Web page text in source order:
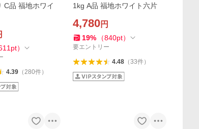
C品 福地ホワイ
pt）
4.39（280件）
1kg A品 福地ホワイト六片
4,780円
19% （840pt）
要エントリー
4.48（33件）